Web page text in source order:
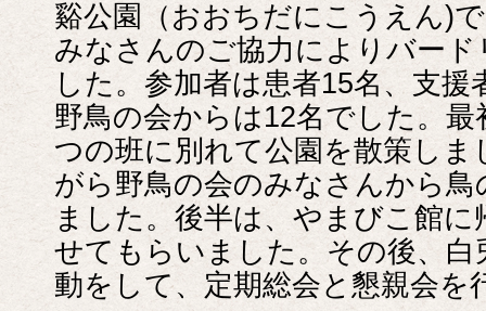
谿公園（おおちだにこうえん)
みなさんのご協力によりバー
した。参加者は患者15名、支
野鳥の会からは12名でした。
つの班に別れて公園を散策し
がら野鳥の会のみなさんから
ました。後半は、やまびこ館
せてもらいました。その後、
動をして、定期総会と懇親会を